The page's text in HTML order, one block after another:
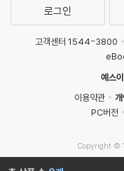
로그인
고객센터 1544-3800
예스
이용약관
PC버전
Copyright ©
MATOM4